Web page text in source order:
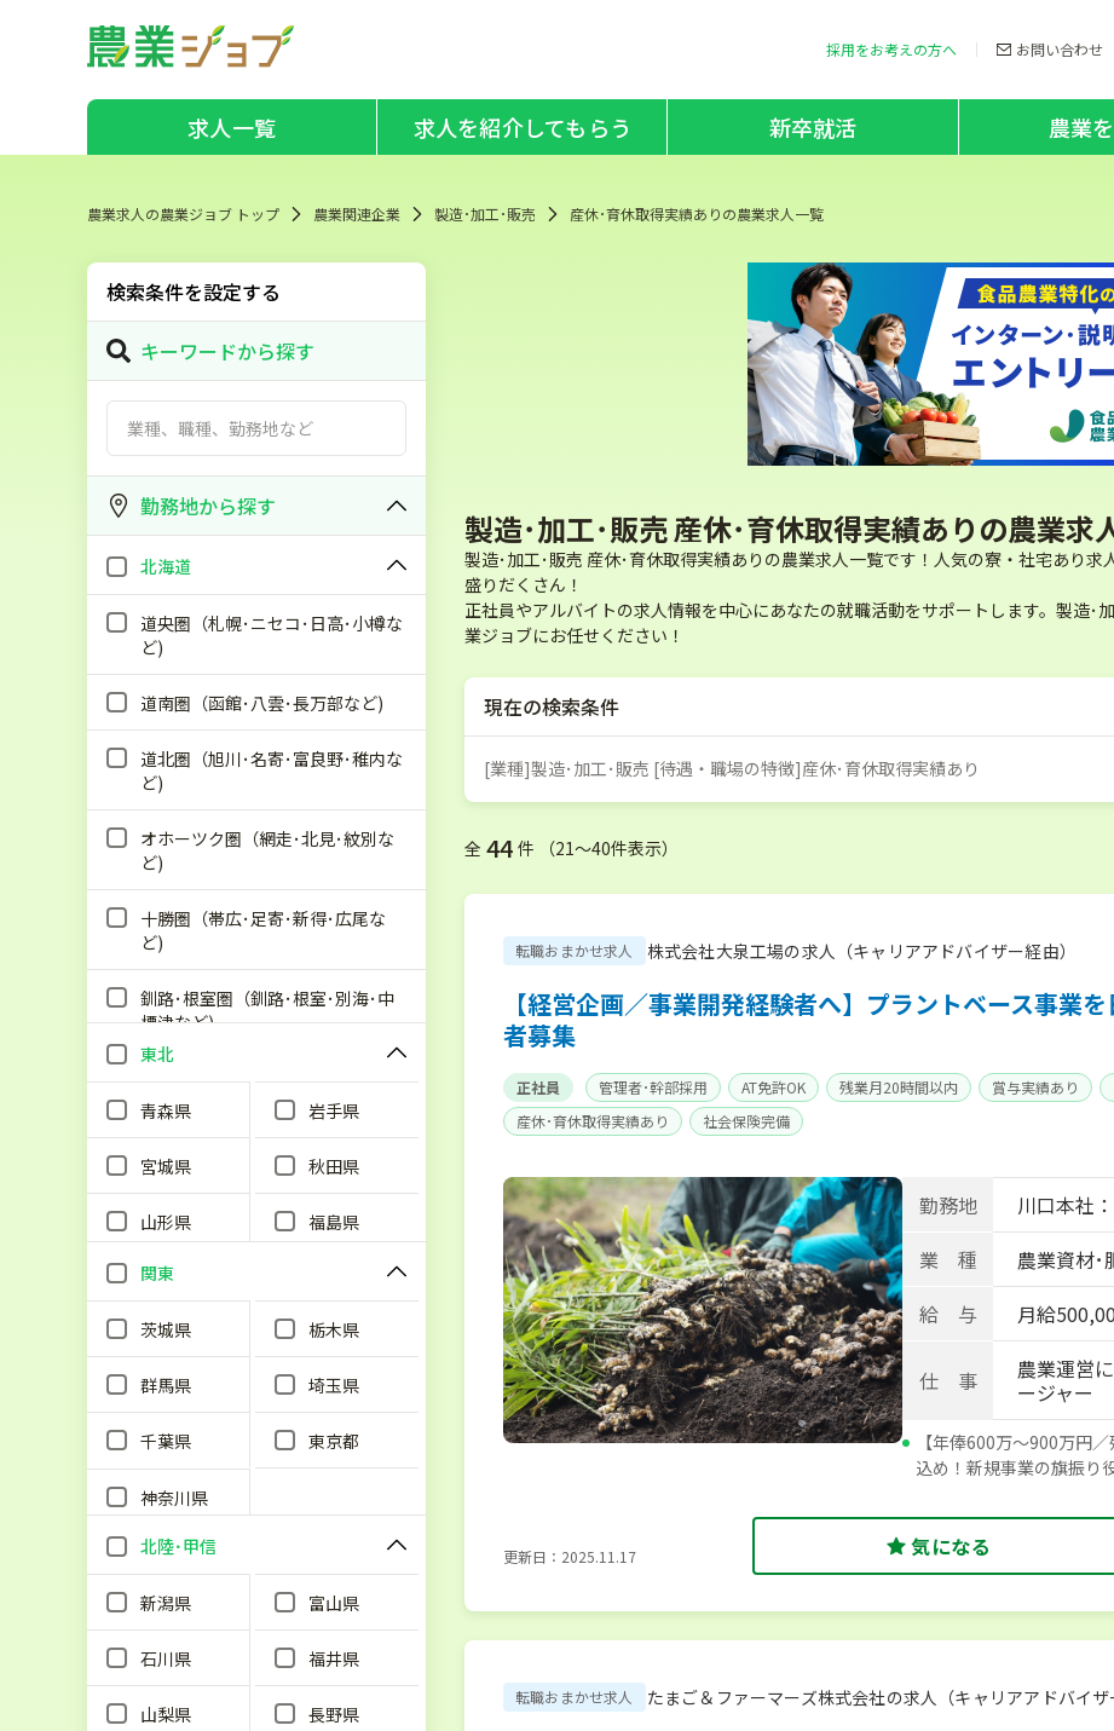
採用をお考えの方へ お問い合わせ
求人一覧 求人を紹介してもらう 新卒就活 農業
農業求人の農業ジョブ トップ 農業関連企業 製造･加工･販売 産休･育休取得実績ありの農業求人一覧
検索条件を設定する
キーワードから探す
勤務地から探す
北海道
道央圏（札幌･ニセコ･日高･小樽な
ど)
道南圏（函館･八雲･長万部など)
道北圏（旭川･名寄･富良野･稚内な
ど)
オホーツク圏（網走･北見･紋別な
ど)
十勝圏（帯広･足寄･新得･広尾な
ど)
釧路･根室圏（釧路･根室･別海･中
標津など)
東北
青森県 岩手県
宮城県 秋田県
山形県 福島県
関東
茨城県 栃木県
群馬県 埼玉県
千葉県 東京都
神奈川県
北陸･甲信
新潟県 富山県
石川県 福井県
山梨県 長野県
製造･加工･販売 産休･育休取得実績ありの農業求
製造･加工･販売 産休･育休取得実績ありの農業求人一覧です！人気の寮・社宅あり
盛りだくさん！
正社員やアルバイトの求人情報を中心にあなたの就職活動をサポートします。製造･
業ジョブにお任せください！
現在の検索条件
[業種]製造･加工･販売 [待遇・職場の特徴]産休･育休取得実績あり
全 44 件 （21〜40件表示）
転職おまかせ求人 株式会社大泉工場の求人（キャリアアドバイザー経由）
【経営企画／事業開発経験者へ】プラントベース事業
者募集
正社員 管理者･幹部採用 AT免許OK 残業月20時間以内 賞与実績あり
産休･育休取得実績あり
社会保険完備
勤務地
川口本社
業 種
農業資材･
給 与
月給
仕 事
農業運営
ージャー
【年俸600万～900万円
込め！新規事業の旗振り
更新日：2025.11.17 気になる
転職おまかせ求人 たまご＆ファーマーズ株式会社の求人（キャリアアドバイザ